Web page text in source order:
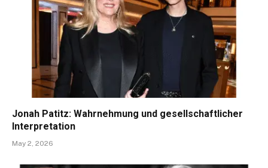
Jonah Patitz: Wahrnehmung und gesellschaftlicher
Interpretation
May 2, 2026